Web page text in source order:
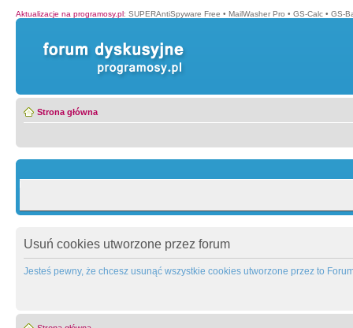
Aktualizacje na programosy.pl: SUPERAntiSpyware Free • MailWasher Pro • GS-Calc • GS-
Strona główna
Usuń cookies utworzone przez forum
Jesteś pewny, że chcesz usunąć wszystkie cookies utworzone przez to